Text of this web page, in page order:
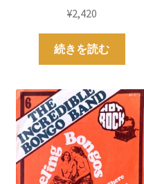
¥2,420
続きを読む